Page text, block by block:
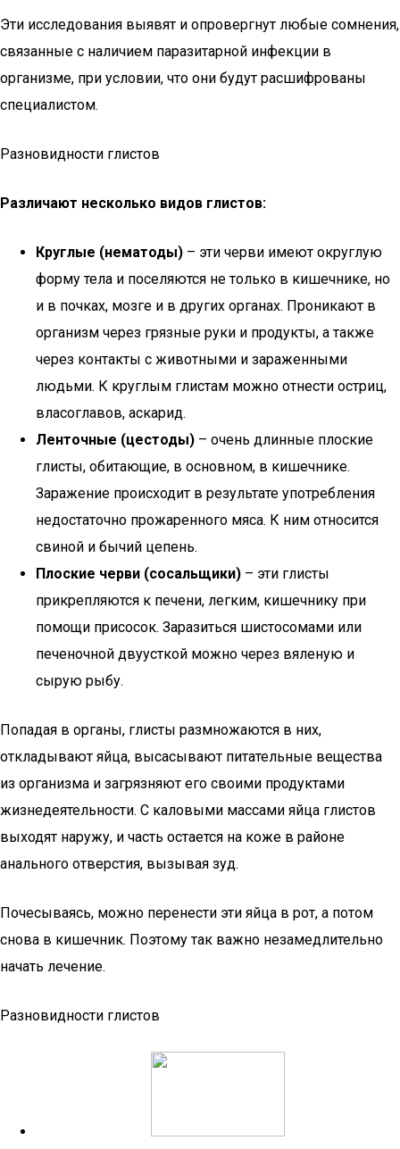
Эти исследования выявят и опровергнут любые сомнения,
связанные с наличием паразитарной инфекции в
организме, при условии, что они будут расшифрованы
специалистом.
Разновидности глистов
Различают несколько видов глистов:
Круглые (нематоды) – эти черви имеют округлую
форму тела и поселяются не только в кишечнике, но
и в почках, мозге и в других органах. Проникают в
организм через грязные руки и продукты, а также
через контакты с животными и зараженными
людьми. К круглым глистам можно отнести остриц,
власоглавов, аскарид.
Ленточные (цестоды) – очень длинные плоские
глисты, обитающие, в основном, в кишечнике.
Заражение происходит в результате употребления
недостаточно прожаренного мяса. К ним относится
свиной и бычий цепень.
Плоские черви (сосальщики) – эти глисты
прикрепляются к печени, легким, кишечнику при
помощи присосок. Заразиться шистосомами или
печеночной двуусткой можно через вяленую и
сырую рыбу.
Попадая в органы, глисты размножаются в них,
откладывают яйца, высасывают питательные вещества
из организма и загрязняют его своими продуктами
жизнедеятельности. С каловыми массами яйца глистов
выходят наружу, и часть остается на коже в районе
анального отверстия, вызывая зуд.
Почесываясь, можно перенести эти яйца в рот, а потом
снова в кишечник. Поэтому так важно незамедлительно
начать лечение.
Разновидности глистов